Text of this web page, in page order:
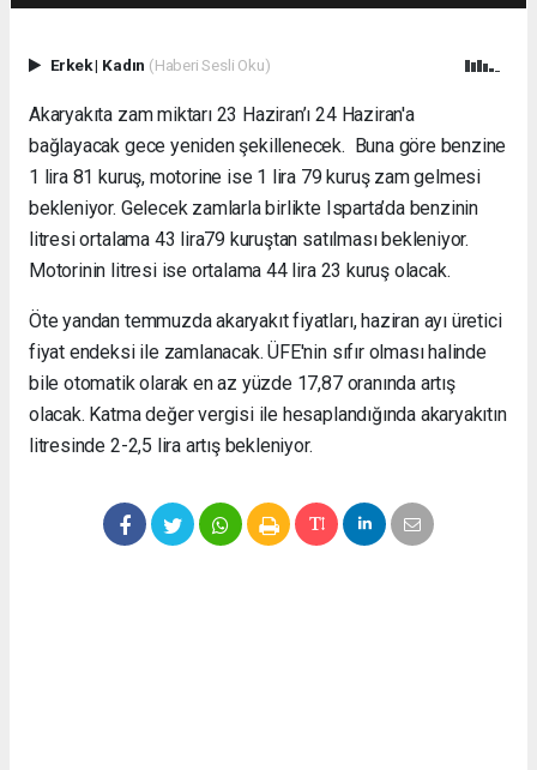
Erkek| Kadın (Haberi Sesli Oku)
Akaryakıta zam miktarı 23 Haziran’ı 24 Haziran'a
bağlayacak gece yeniden şekillenecek. Buna göre benzine
1 lira 81 kuruş, motorine ise 1 lira 79 kuruş zam gelmesi
bekleniyor. Gelecek zamlarla birlikte Isparta’da benzinin
litresi ortalama 43 lira79 kuruştan satılması bekleniyor.
Motorinin litresi ise ortalama 44 lira 23 kuruş olacak.
Öte yandan temmuzda akaryakıt fiyatları, haziran ayı üretici
fiyat endeksi ile zamlanacak. ÜFE'nin sıfır olması halinde
bile otomatik olarak en az yüzde 17,87 oranında artış
olacak. Katma değer vergisi ile hesaplandığında akaryakıtın
litresinde 2-2,5 lira artış bekleniyor.